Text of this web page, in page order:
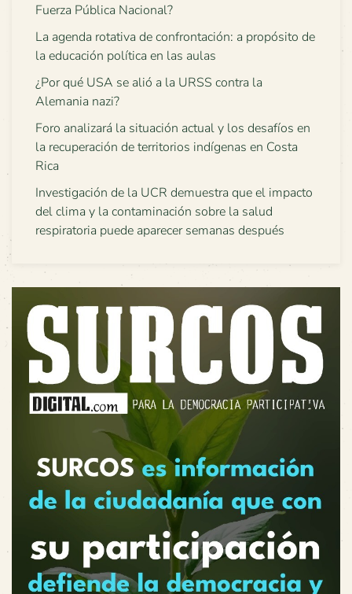
Fuerza Pública Nacional?
La agenda rotativa de confrontación: a propósito de
la educación política en las aulas
¿Por qué USA se alió a la URSS contra la
Alemania nazi?
Foro analizará la situación actual y los desafíos en
la recuperación de territorios indígenas en Costa
Rica
Investigación de la UCR demuestra que el impacto
del clima y la contaminación sobre la salud
respiratoria puede aparecer semanas después